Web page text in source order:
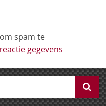
spam te
gegevens